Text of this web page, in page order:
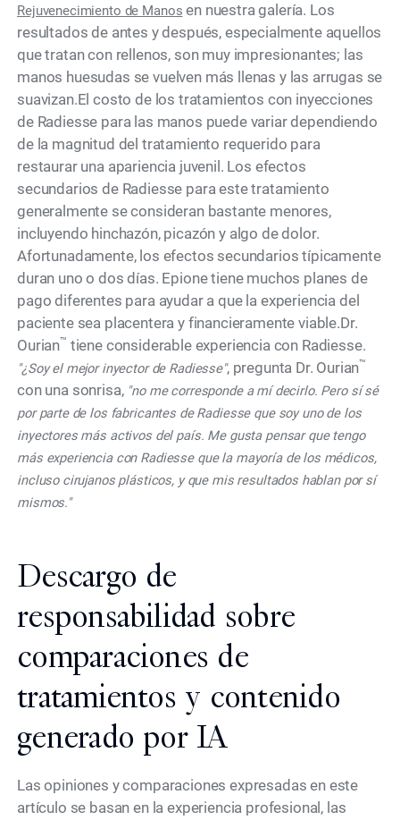
Rejuvenecimiento de Manos en nuestra galería. Los
resultados de antes y después, especialmente aquellos
que tratan con rellenos, son muy impresionantes; las
manos huesudas se vuelven más llenas y las arrugas se
suavizan.El costo de los tratamientos con inyecciones
de Radiesse para las manos puede variar dependiendo
de la magnitud del tratamiento requerido para
restaurar una apariencia juvenil. Los efectos
secundarios de Radiesse para este tratamiento
generalmente se consideran bastante menores,
incluyendo hinchazón, picazón y algo de dolor.
Afortunadamente, los efectos secundarios típicamente
duran uno o dos días. Epione tiene muchos planes de
pago diferentes para ayudar a que la experiencia del
paciente sea placentera y financieramente viable.Dr.
Ourian™ tiene considerable experiencia con Radiesse.
"¿Soy el mejor inyector de Radiesse", pregunta Dr. Ourian™
con una sonrisa, "no me corresponde a mí decirlo. Pero sí sé
por parte de los fabricantes de Radiesse que soy uno de los
inyectores más activos del país. Me gusta pensar que tengo
más experiencia con Radiesse que la mayoría de los médicos,
incluso cirujanos plásticos, y que mis resultados hablan por sí
mismos."
Descargo de
responsabilidad sobre
comparaciones de
tratamientos y contenido
generado por IA
Las opiniones y comparaciones expresadas en este
artículo se basan en la experiencia profesional, las